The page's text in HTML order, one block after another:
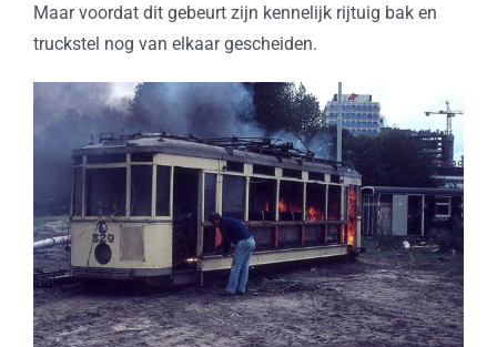
Maar voordat dit gebeurt zijn kennelijk rijtuig bak en
truckstel nog van elkaar gescheiden.